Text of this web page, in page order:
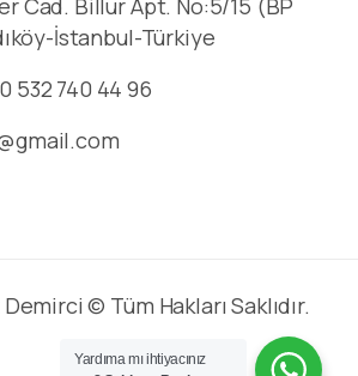
Cad. Billur Apt. No:5/15 (BP
İstanbul-Türkiye
532 740 44 96
© Tüm Hakları Saklıdır.
Yardıma mı ihtiyacınız